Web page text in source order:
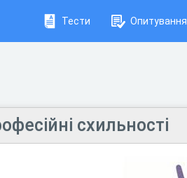
Тести Опитування
схильності